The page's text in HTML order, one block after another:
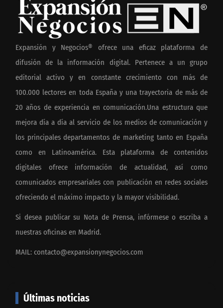
Expansión y Negocios® ofrece una eficaz plataforma de
difusión de la información digital. Pertenece a un grupo
editorial activo y en constante crecimiento con más de
100.000 lectores en toda España y una trayectoria de más de
20 años de experiencia en comunicación.Una estructura que
mejora día a día al servicio de los medios de comunicación y
los principales departamentos de marketing tanto en España
como en Latinoamérica. Esta plataforma de contenidos
digitales ofrece información de actualidad, así como
comunicados empresariales con publicación en redes sociales
ofreciendo el máximo impacto y la mayor visibilidad.
Si desea publicar su Nota de Prensa, infórmese o escriba a
nuestras oficinas en Madrid.
MAIL: contacto@expansionynegocios.com
Últimas noticias